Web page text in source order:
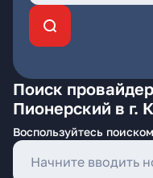
Поиск
Пионерский в г.
Воспользуйтесь